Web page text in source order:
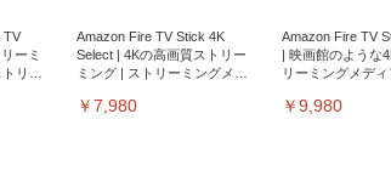
TV
ーミ
リー
Amazon Fire TV Stick 4K
Select | 4Kの高画質ストリー
ミング | ストリーミングメデ
￥7,980
Amazon Fire TV
| 映画館のような
リーミングメディ
￥9,980